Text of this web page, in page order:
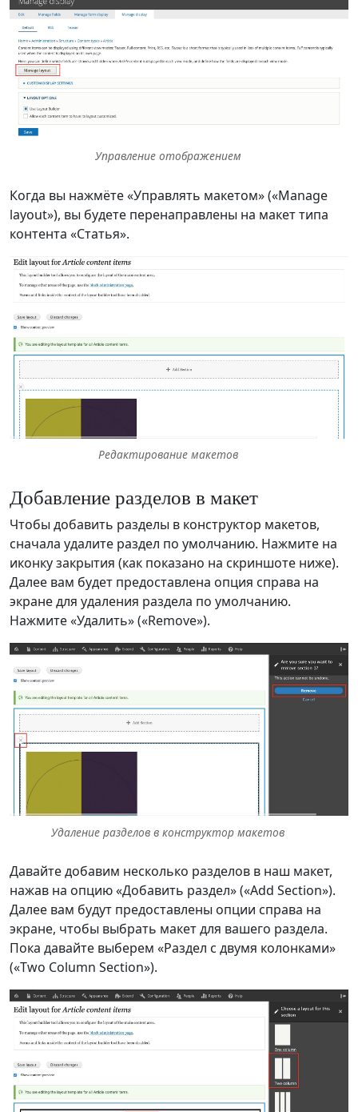
Управление отображением
Когда вы нажмёте «Управлять макетом» («Manage
layout»), вы будете перенаправлены на макет типа
контента «Статья».
Редактирование макетов
Добавление разделов в макет
Чтобы добавить разделы в конструктор макетов,
сначала удалите раздел по умолчанию. Нажмите на
иконку закрытия (как показано на скриншоте ниже).
Далее вам будет предоставлена опция справа на
экране для удаления раздела по умолчанию.
Нажмите «Удалить» («Remove»).
Удаление разделов в конструктор макетов
Давайте добавим несколько разделов в наш макет,
нажав на опцию «Добавить раздел» («Add Section»).
Далее вам будут предоставлены опции справа на
экране, чтобы выбрать макет для вашего раздела.
Пока давайте выберем «Раздел с двумя колонками»
(«Two Column Section»).